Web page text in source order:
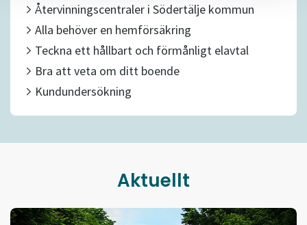
Återvinningscentraler i Södertälje kommun
Alla behöver en hemförsäkring
Teckna ett hållbart och förmånligt elavtal
Bra att veta om ditt boende
Kundundersökning
Aktuellt